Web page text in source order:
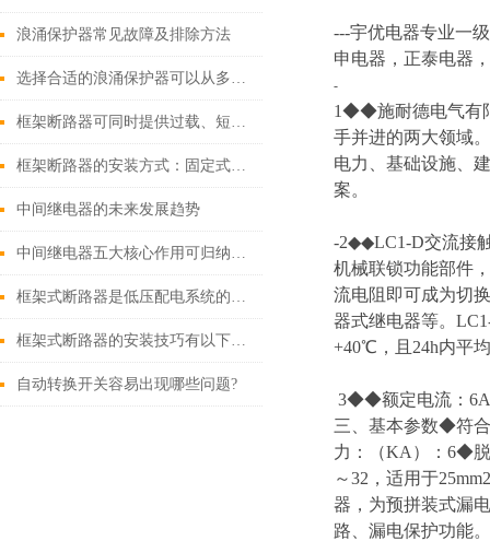
浪涌保护器常见故障及排除方法
选择合适的浪涌保护器可以从多个角度探讨
框架断路器可同时提供过载、短路、漏电保护功能
框架断路器的安装方式：固定式，插入式，抽出式
中间继电器的未来发展趋势
中间继电器五大核心作用可归纳如下
框架式断路器是低压配电系统的核心保护设备
框架式断路器的安装技巧有以下这些
自动转换开关容易出现哪些问题?
---宇优电器专业一
申电器，正泰电器
-
1◆◆施耐德电气有
手并进的两大领域
电力、基础设施、
案。
-2◆◆LC1-D交流接
机械联锁功能部件
流电阻即可成为切
器式继电器等。
+40℃，且24h内平
3◆◆额定电流：6A
三、基本参数◆符
力：（KA）：6◆
～32，适用于
器，为预拼装式漏
路、漏电保护功能